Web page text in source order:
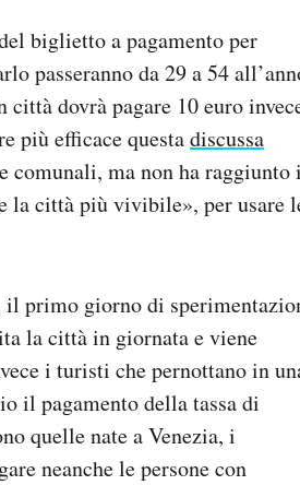
biglietto a pagamento per
passeranno da 29 a 54
dovrà pagare 10 euro
più efficace questadiscussa
comunali, ma non ha raggiunto
la città più vivibile», per usare
il primo giorno di
la città in giornata e viene
i turisti che pernottano in
il pagamento della tassa di
quelle nate a Venezia, i
neanche le persone con